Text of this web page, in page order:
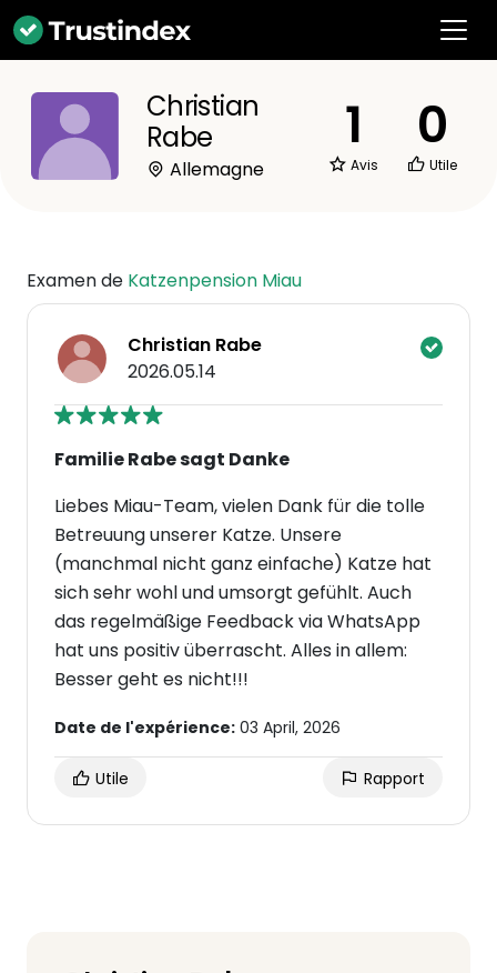
Christian
Rabe
Allemagne
1
Avis
0
Utile
Examen de Katzenpension Miau
Christian Rabe
2026.05.14
Familie Rabe sagt Danke
Liebes Miau-Team, vielen Dank für die tolle
Betreuung unserer Katze. Unsere
(manchmal nicht ganz einfache) Katze hat
sich sehr wohl und umsorgt gefühlt. Auch
das regelmäßige Feedback via WhatsApp
hat uns positiv überrascht. Alles in allem:
Besser geht es nicht!!!
Date de l'expérience: 03 April, 2026
Utile Rapport